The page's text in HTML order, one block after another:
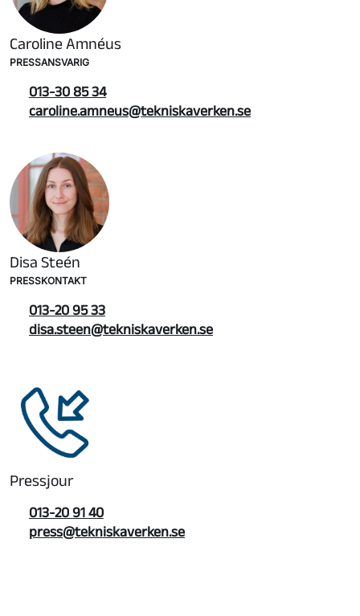
Caroline Amnéus
PRESSANSVARIG
013-30 85 34
caroline.amneus@tekniskaverken.se
Disa Steén
PRESSKONTAKT
013-20 95 33
disa.steen@tekniskaverken.se
Pressjour
013-20 91 40
press@tekniskaverken.se